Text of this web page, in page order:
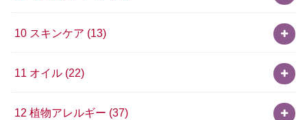
10 スキンケア (13)
11 オイル (22)
12 植物アレルギー (37)